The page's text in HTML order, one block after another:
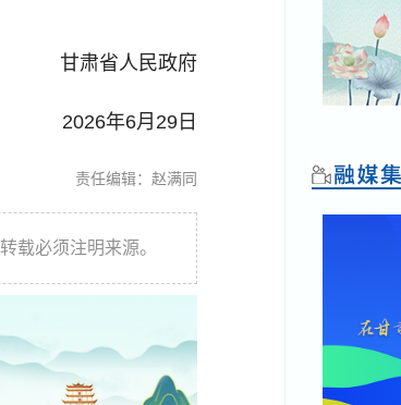
甘肃省人民政府
2026年6月29日
责任编辑：赵满同
载必须注明来源。